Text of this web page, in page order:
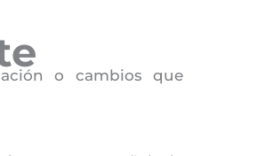
o cambios que